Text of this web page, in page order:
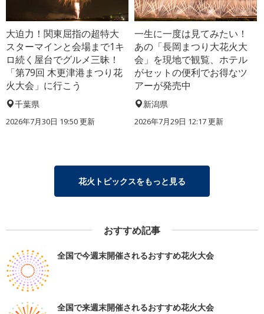
大迫力！関東屈指の超特大
スターマインと会場まで1キ
ロ続く屋台でグルメ三昧！
「第79回 木更津港まつり花
火大会」に行こう
千葉県
2026年7月30日 19:50 更新
一生に一度は見てみたい！
あの「長岡まつり大花火大
会」を現地で観覧、ホテル
がセットの便利でお得なツ
アーが発売中
新潟県
2026年7月29日 12:17 更新
花火トピックスをもっと見る
おすすめ記事
全国で今週末開催されるおすすめ花火大会
全国で来週末開催されるおすすめ花火大会